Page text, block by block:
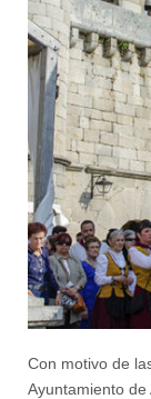
Con motivo de
Ayuntamiento